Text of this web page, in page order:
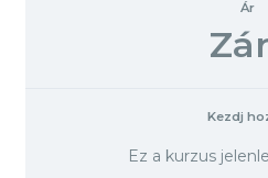
Ár
Kezdj
Ez a kurzus